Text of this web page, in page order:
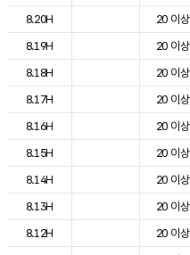
8.20H
20 이상
8.19H
20 이상
8.18H
20 이상
8.17H
20 이상
8.16H
20 이상
8.15H
20 이상
8.14H
20 이상
8.13H
20 이상
8.12H
20 이상